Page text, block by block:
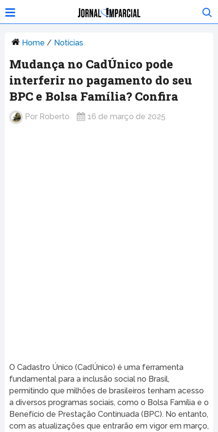
Home / Notícias
Mudança no CadÚnico pode
interferir no pagamento do seu
BPC e Bolsa Família? Confira
Por Roberto 16 de março de 2025
O Cadastro Único (CadÚnico) é uma ferramenta
fundamental para a inclusão social no Brasil,
permitindo que milhões de brasileiros tenham acesso
a diversos programas sociais, como o Bolsa Família e o
Benefício de Prestação Continuada (BPC). No entanto,
com as atualizações que entrarão em vigor em março,